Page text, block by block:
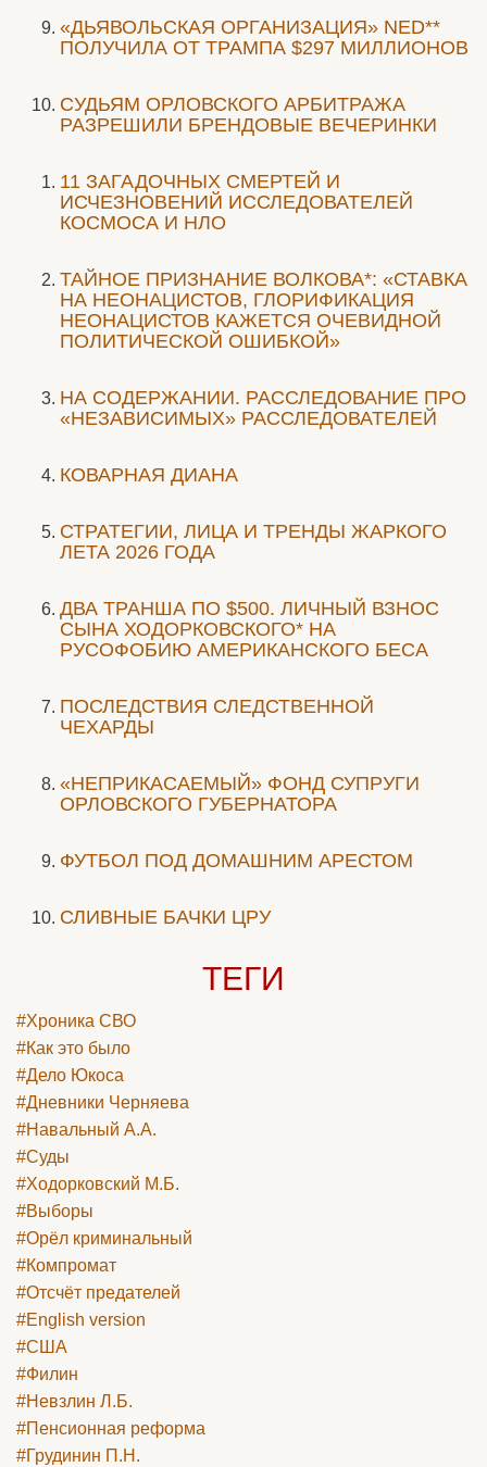
«ДЬЯВОЛЬСКАЯ ОРГАНИЗАЦИЯ» NED**
ПОЛУЧИЛА ОТ ТРАМПА $297 МИЛЛИОНОВ
CУДЬЯМ ОРЛОВСКОГО АРБИТРАЖА
РАЗРЕШИЛИ БРЕНДОВЫЕ ВЕЧЕРИНКИ
11 ЗАГАДОЧНЫХ СМЕРТЕЙ И
ИСЧЕЗНОВЕНИЙ ИССЛЕДОВАТЕЛЕЙ
КОСМОСА И НЛО
ТАЙНОЕ ПРИЗНАНИЕ ВОЛКОВА*: «СТАВКА
НА НЕОНАЦИСТОВ, ГЛОРИФИКАЦИЯ
НЕОНАЦИСТОВ КАЖЕТСЯ ОЧЕВИДНОЙ
ПОЛИТИЧЕСКОЙ ОШИБКОЙ»
НА СОДЕРЖАНИИ. РАССЛЕДОВАНИЕ ПРО
«НЕЗАВИСИМЫХ» РАССЛЕДОВАТЕЛЕЙ
КОВАРНАЯ ДИАНА
СТРАТЕГИИ, ЛИЦА И ТРЕНДЫ ЖАРКОГО
ЛЕТА 2026 ГОДА
ДВА ТРАНША ПО $500. ЛИЧНЫЙ ВЗНОС
СЫНА ХОДОРКОВСКОГО* НА
РУСОФОБИЮ АМЕРИКАНСКОГО БЕСА
ПОСЛЕДСТВИЯ СЛЕДСТВЕННОЙ
ЧЕХАРДЫ
«НЕПРИКАСАЕМЫЙ» ФОНД СУПРУГИ
ОРЛОВСКОГО ГУБЕРНАТОРА
ФУТБОЛ ПОД ДОМАШНИМ АРЕСТОМ
СЛИВНЫЕ БАЧКИ ЦРУ
ТЕГИ
#Хроника СВО
#Как это было
#Дело Юкоса
#Дневники Черняева
#Навальный А.А.
#Суды
#Ходорковский М.Б.
#Выборы
#Орёл криминальный
#Компромат
#Отсчёт предателей
#English version
#США
#Филин
#Невзлин Л.Б.
#Пенсионная реформа
#Грудинин П.Н.